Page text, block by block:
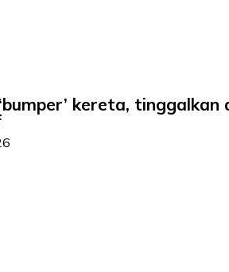
kereta, tinggalkan